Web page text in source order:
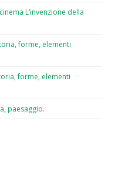
L’invenzione della
forme, elementi
forme, elementi
paesaggio.